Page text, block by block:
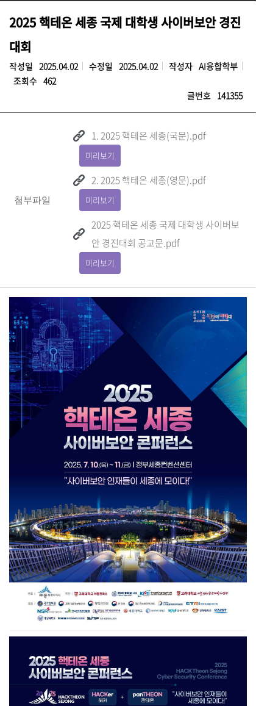
2025 핵테온 세종 국제 대학생 사이버보안 경진
대회
작성일 2025.04.02 수정일 2025.04.02 작성자 AI융합학부
조회수 462
글번호 141355
첨부파일
1. 2025 핵테온 세종(국문).pdf
미리보기
2. 2025 핵테온 세종(영문).pdf
미리보기
2025 핵테온 세종 국제 대학생 사이버보
안 경진대회 공고문.pdf
미리보기